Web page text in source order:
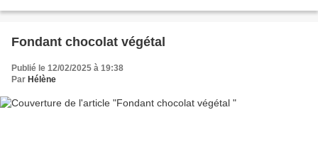
Fondant chocolat végétal
Publié le 12/02/2025 à 19:38
Par Hélène